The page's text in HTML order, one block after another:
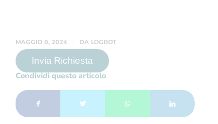
MAGGIO 9, 2024 DA LOGBOT
Condividi questo articolo